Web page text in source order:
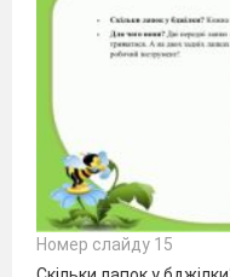
Номер слайду 15